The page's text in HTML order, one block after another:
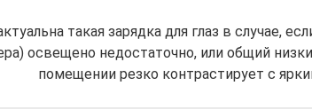
такая зарядка для глаз в случае,
освещено недостаточно, или общий
помещении резко контрастирует с